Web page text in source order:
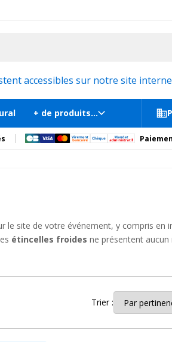
exposition, scène, podium et estrade, etc. |
accessibles sur notre site
+ de produits...
le site de votre événement, y compris en
étincelles froides ne présentent
d'événements : réceptions,
Elles se contrôlent en DMX ou en
pour tous publics !
Trier :